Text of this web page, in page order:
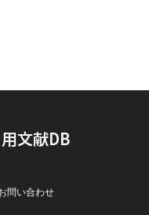
文献DB
問い合わせ